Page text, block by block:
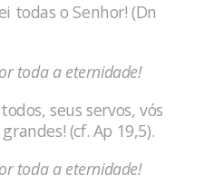
todas o Senhor! (Dn
toda a eternidade!
seus servos, vós
(cf. Ap 19,5).
toda a eternidade!